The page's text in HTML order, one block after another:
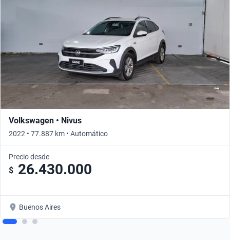
Volkswagen • Nivus
2022 • 77.887 km • Automático
Precio desde
$ 26.430.000
Buenos Aires